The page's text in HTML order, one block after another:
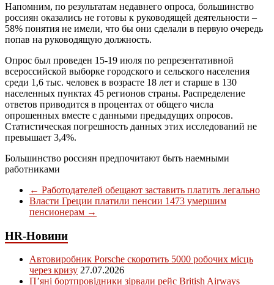
Напомним, по результатам недавнего опроса, большинство
россиян оказались не готовы к руководящей деятельности –
58% понятия не имели, что бы они сделали в первую очередь
попав на руководящую должность.
Опрос был проведен 15-19 июля по репрезентативной
всероссийской выборке городского и сельского населения
среди 1,6 тыс. человек в возрасте 18 лет и старше в 130
населенных пунктах 45 регионов страны. Распределение
ответов приводится в процентах от общего числа
опрошенных вместе с данными предыдущих опросов.
Статистическая погрешность данных этих исследований не
превышает 3,4%.
Большинство россиян предпочитают быть наемными
работниками
← Работодателей обещают заставить платить легально
Власти Греции платили пенсии 1473 умершим
пенсионерам →
HR-Новини
Автовиробник Porsche скоротить 5000 робочих місць
через кризу 27.07.2026
П’яні бортпровідники зірвали рейс British Airways